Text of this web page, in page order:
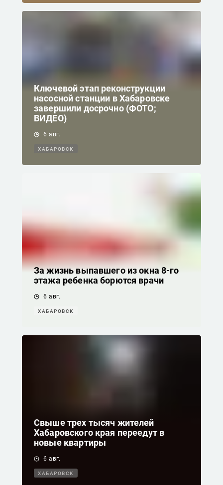
Ключевой этап реконструкции
насосной станции в Хабаровске
завершили досрочно (ФОТО;
ВИДЕО)
6 авг.
ХАБАРОВСК
За жизнь выпавшего из окна 8-го
этажа ребенка борются врачи
6 авг.
ХАБАРОВСК
Свыше трех тысяч жителей
Хабаровского края переедут в
новые квартиры
6 авг.
ХАБАРОВСК